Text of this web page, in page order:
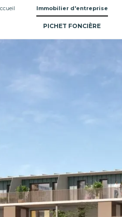
Immobilier d'entreprise
PICHET FONCIÈRE